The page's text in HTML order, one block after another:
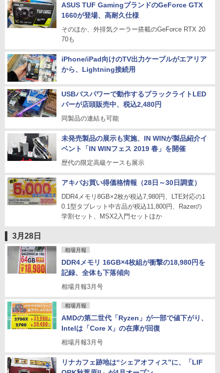
ASUS TUF GamingブランドのGeForce GTX
1660が登場、高耐久仕様
そのほか、外排気クーラー搭載のGeForce RTX 20
70も
iPhone/iPad向けのTV出力ケーブルがエアリア
から、Lightning接続用
USBバスパワーで動作するブラックライトLED
バーが店頭販売中、税込2,480円
同製品の連結も可能
未発売製品の展示も実施、IN WINが製品紹介イ
ベント「IN WINフェス 2019 春」を開催
歴代の限定高級ケースも展示
アキバお買い得価格情報（28日～30日調査）
DDR4メモリ8GB×2枚が税込7,980円、LTE対応の1
0.1型タブレット中古品が税込11,800円、Razerの
学割セット、MSX2入門セットほか
3月28日
相場月報
DDR4メモリ 16GB×4枚組が衝撃の18,980円を
記録、全体も下落傾向
相場月報3月号
相場月報
AMDの第二世代「Ryzen」が一部で値下がり、
Intelは「Core X」の在庫が回復
相場月報3月号
リナカフェ跡地は“シェアオフィス”に、「LIF